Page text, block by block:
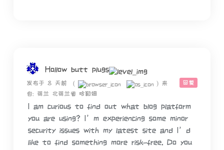
Hollow butt plugs
回复
发布于 8 天前 ( ) 来
自: 荷兰 北荷兰省 哈勒姆
I am curious to find out what blog platform
you are using? I’m experiencing some minor
security issues with my latest site and I’d
like to find something more risk-free. Do you